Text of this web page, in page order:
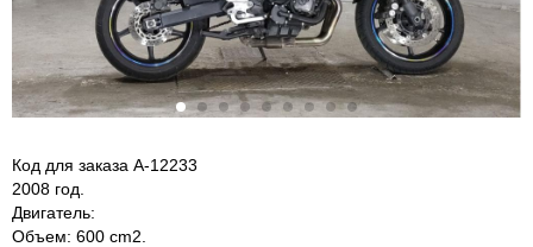
Код для заказа A-12233
2008 год.
Двигатель:
Объем: 600 cm2.